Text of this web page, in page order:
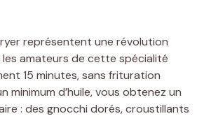
représentent une révolution
amateurs de cette spécialité
15 minutes, sans frituration
minimum d’huile, vous obtenez un
: des gnocchi dorés, croustillants